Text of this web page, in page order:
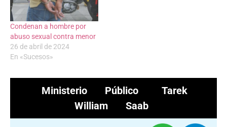
Condenan a hombre por
abuso sexual contra menor
26 de abril de 2024
En «Sucesos»
Ministerio Público
Tarek
William Saab